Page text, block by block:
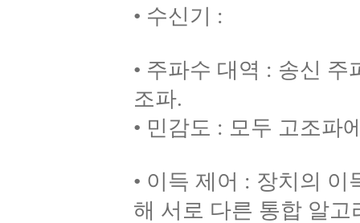
• 수신기 :
• 주파수 대역 : 송신 주
조파.
• 민감도 : 모두 고조파
• 이득 제어 : 장치의
해 서로 다른 통합 알